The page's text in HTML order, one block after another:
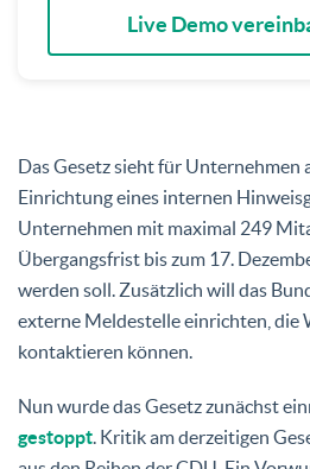
Live Demo
Das Gesetz sieht für
Einrichtung eines internen
Unternehmen mit maximal 249
Übergangsfrist bis zum 17.
werden soll. Zusätzlich will das
externe Meldestelle einrichten, die
kontaktieren können.
Nun wurde das Gesetz zunächst
gestoppt. Kritik am derzeitigen